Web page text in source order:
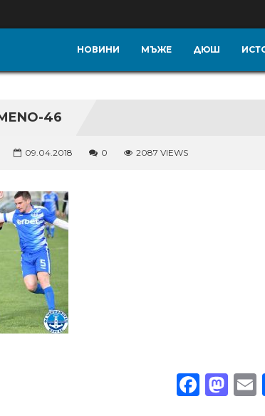
НОВИНИ МЪЖЕ ДЮШ
46
09.04.2018 0 2087 VIEWS